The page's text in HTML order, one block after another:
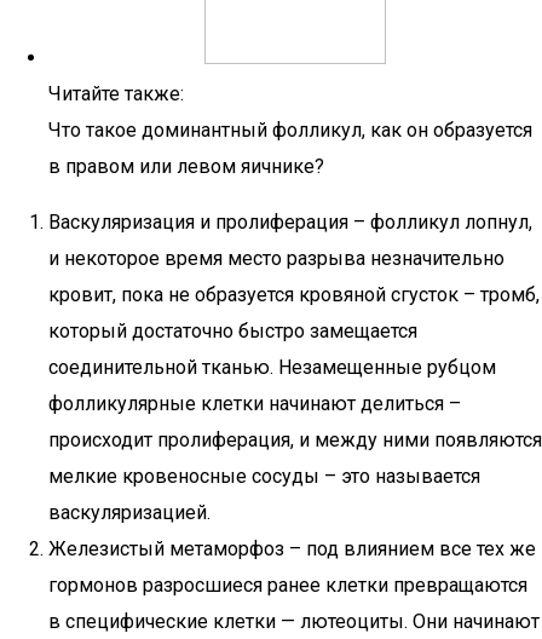
Читайте также:
Что такое доминантный фолликул, как он образуется
в правом или левом яичнике?
Васкуляризация и пролиферация – фолликул лопнул,
и некоторое время место разрыва незначительно
кровит, пока не образуется кровяной сгусток – тромб,
который достаточно быстро замещается
соединительной тканью. Незамещенные рубцом
фолликулярные клетки начинают делиться –
происходит пролиферация, и между ними появляются
мелкие кровеносные сосуды – это называется
васкуляризацией.
Железистый метаморфоз – под влиянием все тех же
гормонов разросшиеся ранее клетки превращаются
в специфические клетки — лютеоциты. Они начинают